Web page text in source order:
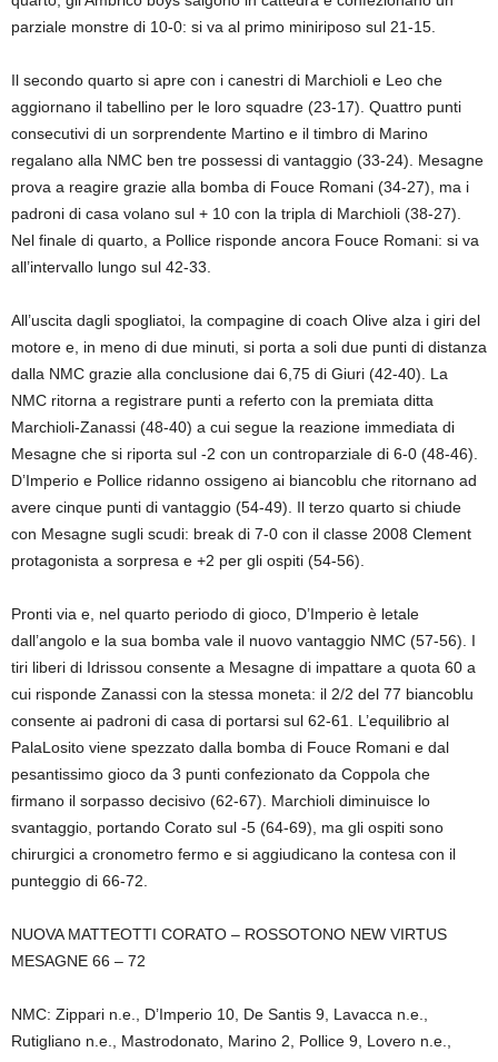
parziale monstre di 10-0: si va al primo miniriposo sul 21-15.
Il secondo quarto si apre con i canestri di Marchioli e Leo che
aggiornano il tabellino per le loro squadre (23-17). Quattro punti
consecutivi di un sorprendente Martino e il timbro di Marino
regalano alla NMC ben tre possessi di vantaggio (33-24). Mesagne
prova a reagire grazie alla bomba di Fouce Romani (34-27), ma i
padroni di casa volano sul + 10 con la tripla di Marchioli (38-27).
Nel finale di quarto, a Pollice risponde ancora Fouce Romani: si va
all’intervallo lungo sul 42-33.
All’uscita dagli spogliatoi, la compagine di coach Olive alza i giri del
motore e, in meno di due minuti, si porta a soli due punti di distanza
dalla NMC grazie alla conclusione dai 6,75 di Giuri (42-40). La
NMC ritorna a registrare punti a referto con la premiata ditta
Marchioli-Zanassi (48-40) a cui segue la reazione immediata di
Mesagne che si riporta sul -2 con un controparziale di 6-0 (48-46).
D’Imperio e Pollice ridanno ossigeno ai biancoblu che ritornano ad
avere cinque punti di vantaggio (54-49) . Il terzo quarto si chiude
con Mesagne sugli scudi: break di 7-0 con il classe 2008 Clement
protagonista a sorpresa e +2 per gli ospiti (54-56).
Pronti via e, nel quarto periodo di gioco, D’Imperio è letale
dall’angolo e la sua bomba vale il nuovo vantaggio NMC (57-56). I
tiri liberi di Idrissou consente a Mesagne di impattare a quota 60 a
cui risponde Zanassi con la stessa moneta: il 2/2 del 77 biancoblu
consente ai padroni di casa di portarsi sul 62-61. L’equilibrio al
PalaLosito viene spezzato dalla bomba di Fouce Romani e dal
pesantissimo gioco da 3 punti confezionato da Coppola che
firmano il sorpasso decisivo (62-67). Marchioli diminuisce lo
svantaggio, portando Corato sul -5 (64-69), ma gli ospiti sono
chirurgici a cronometro fermo e si aggiudicano la contesa con il
punteggio di 66-72.
NUOVA MATTEOTTI CORATO – ROSSOTONO NEW VIRTUS
MESAGNE 66 – 72
NMC: Zippari n.e., D’Imperio 10, De Santis 9, Lavacca n.e.,
Rutigliano n.e., Mastrodonato, Marino 2, Pollice 9, Lovero n.e.,